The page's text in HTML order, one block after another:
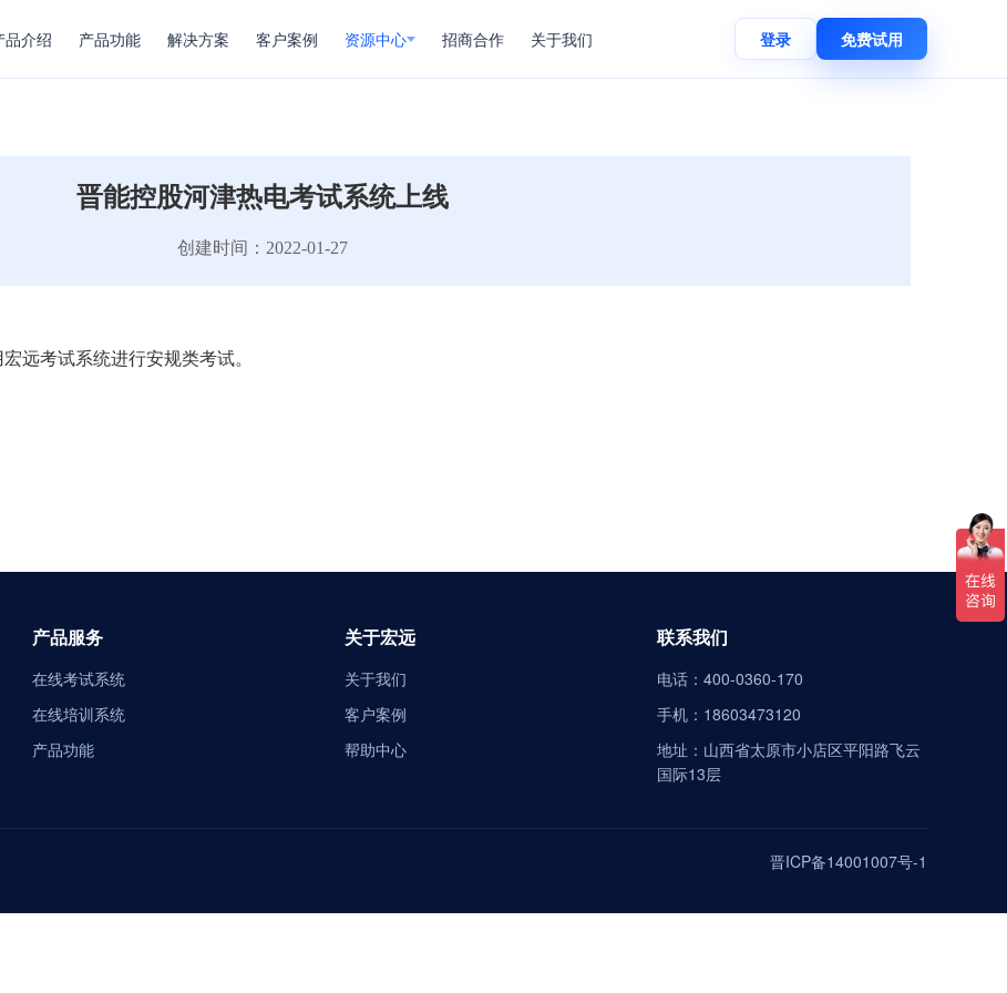
品介绍 产品功能 解决方案 客户案例 资源中心 招商合作 关于我们 登录 免费试用
晋能控股河津热电考试系统上线
创建时间：2022-01-27
远考试系统进行安规类考试。
产品服务
在线考试系统
在线培训系统
产品功能
关于宏远
关于我们
客户案例
帮助中心
联系我们
电话：400-0360-170
手机：18603473120
地址：山西省太原市小店区平阳路飞云
国际13层
晋ICP备14001007号-1